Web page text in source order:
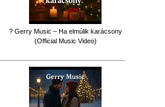
? Gerry Music – Ha elmúlik karácsony
(Official Music Video)